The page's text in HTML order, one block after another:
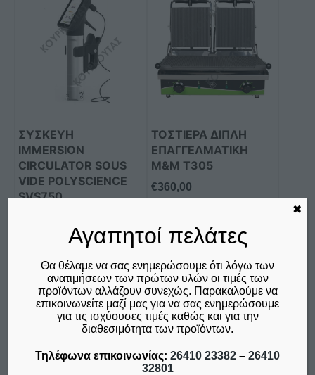
ΣΥΣΚΕΥΗ
IMMERSION
CIRCULATOR SOUS
VIDE POLYSCIENCE
SVS750
δεν συμπεριλαμβάνεται ο
Προσθήκη στο καλάθι
Σύγκριση
ΤΟΣΤΙΕΡΑ ΔΙΠΛΗ
ΕΠΑΓΓΕΛΜΑΤΙKH
M&M Τ305
€360,00
Επιλογή
προϊόν
έχει
πολλαπλές
παραλλαγές.
Οι
μπορούν
να
επιλεγούν
σελίδα
προϊόντος
Σύγκριση
Αγαπητοί πελάτες
Θα θέλαμε να σας ενημερώσουμε ότι λόγω των
ανατιμήσεων των πρώτων υλών οι τιμές των
προϊόντων αλλάζουν συνεχώς. Παρακαλούμε να
επικοινωνείτε μαζί μας για να σας ενημερώσουμε
για τις ισχύουσες τιμές καθώς και για την
διαθεσιμότητα των προϊόντων.
Τηλέφωνα επικοινωνίας: 26410 23382 – 26410
32801
✖